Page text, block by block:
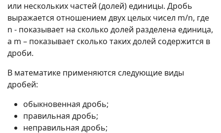
или нескольких частей (долей) единицы. Дробь
выражается отношением двух целых чисел m/n, где
n - показывает на сколько долей разделена единица,
а m – показывает сколько таких долей содержится в
дроби.
В математике применяются следующие виды
дробей:
обыкновенная дробь;
правильная дробь;
неправильная дробь;